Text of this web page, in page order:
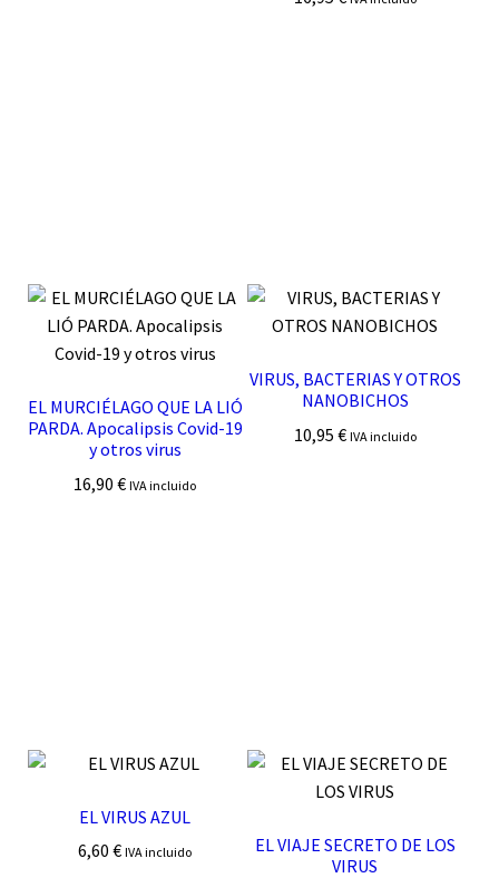
EL MURCIÉLAGO QUE LA LIÓ
PARDA. Apocalipsis Covid-19
y otros virus
16,90€ IVA incluido
VIRUS, BACTERIAS Y OTROS
NANOBICHOS
10,95 € IVA incluido
EL VIRUS AZUL
6,60€ IVA incluido
EL VIAJE SECRETO DE LOS
VIRUS